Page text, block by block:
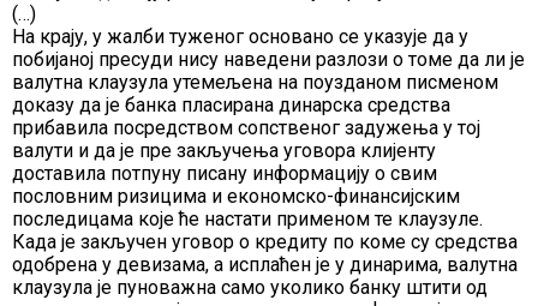
(…)
На крају, у жалби туженог основано се указује да у
побијаној пресуди нису наведени разлози о томе да ли је
валутна клаузула утемељена на поузданом писменом
доказу да је банка пласирана динарска средства
прибавила посредством сопственог задужења у тој
валути и да је пре закључења уговора клијенту
доставила потпуну писану информацију о свим
пословним ризицима и економско-финансијским
последицама које ће настати применом те клаузуле.
Када је закључен уговор о кредиту по коме су средства
одобрена у девизама, а исплаћен је у динарима, валутна
клаузула је пуноважна само уколико банку штити од